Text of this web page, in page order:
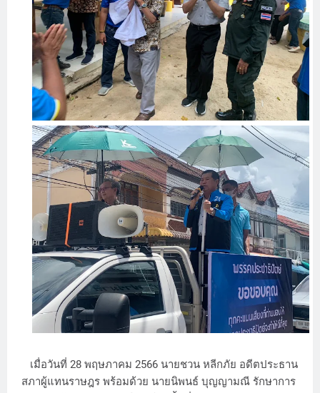
เมื่อวันที่ 28 พฤษภาคม 2566 นายชวน หลีกภัย อดีตประธาน
สภาผู้แทนราษฎร พร้อมด้วย นายนิพนธ์ บุญญามณี รักษาการ